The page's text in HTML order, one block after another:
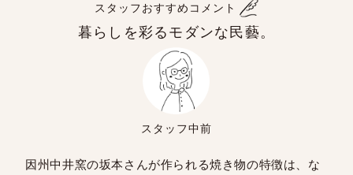
スタッフおすすめコメント
暮らしを彩るモダンな民藝。
スタッフ中前
因州中井窯の坂本さんが作られる焼き物の特徴は、な